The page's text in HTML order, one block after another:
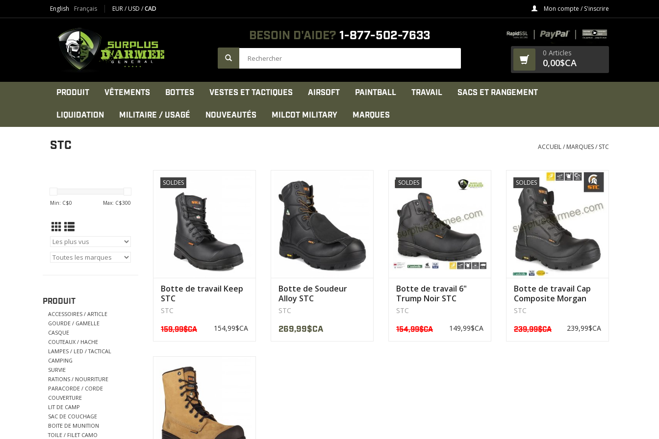
English Français EUR/USD /CAD Mon compte / S'inscrire
BESOIN D'AIDE? 1-877-502-7633
0 Articles
0,00$CA
PRODUIT VÊTEMENTS BOTTES VESTES ET TACTIQUES AIRSOFT PAINTBALL TRAVAIL SACS ET RANGEMENT
LIQUIDATION MILITAIRE / USAGÉ NOUVEAUTÉS MILCOT MILITARY MARQUES
STC ACCUEIL/ MARQUES/ STC
Min: C$0 Max: C$300
PRODUIT
ACCESSOIRES / ARTICLE
GOURDE / GAMELLE
CASQUE
COUTEAUX / HACHE
LAMPES / LED / TACTICAL
CAMPING
SURVIE
RATIONS / NOURRITURE
PARACORDE / CORDE
COUVERTURE
LIT DE CAMP
SAC DE COUCHAGE
BOITE DE MUNITION
TOILE / FILET CAMO
SOLDES
-Transformation alimentaire
AFFICHER LE PRODUIT
Botte de travail Keep
STC
STC
159,99$CA 154,99$CA
-Travail général & soudure
AFFICHER LE PRODUIT
Botte de Soudeur
Alloy STC
STC
269,99$CA
SOLDES
imperméable
Doublure Cambrelle
AFFICHER LE PRODUIT
Botte de travail 6"
Trump Noir STC
STC
154,99$CA 149,99$CA
SOLDES
Semelle antiperforation
de composite légère
Semelle GEN6 Vibram
AFFICHER LE PRODUIT
Botte de travail Cap
Composite Morgan
STC
STC
239,99$CA 239,99$CA
-Travail général
AFFICHER LE PRODUIT